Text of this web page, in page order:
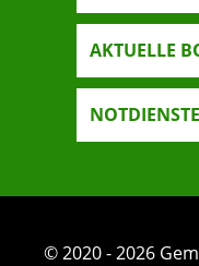
AKTUELLE
NOTDIENSTE
© 2020 - 2026